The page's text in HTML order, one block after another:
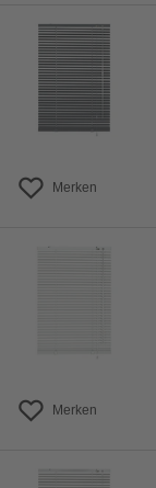
Merken
Merken